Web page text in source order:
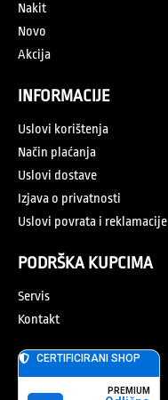
Nakit
Novo
Akcija
INFORMACIJE
Uslovi korištenja
Način plaćanja
Uslovi dostave
Izjava o privatnosti
Uslovi povrata i reklamacije
PODRŠKA KUPCIMA
Servis
Kontakt